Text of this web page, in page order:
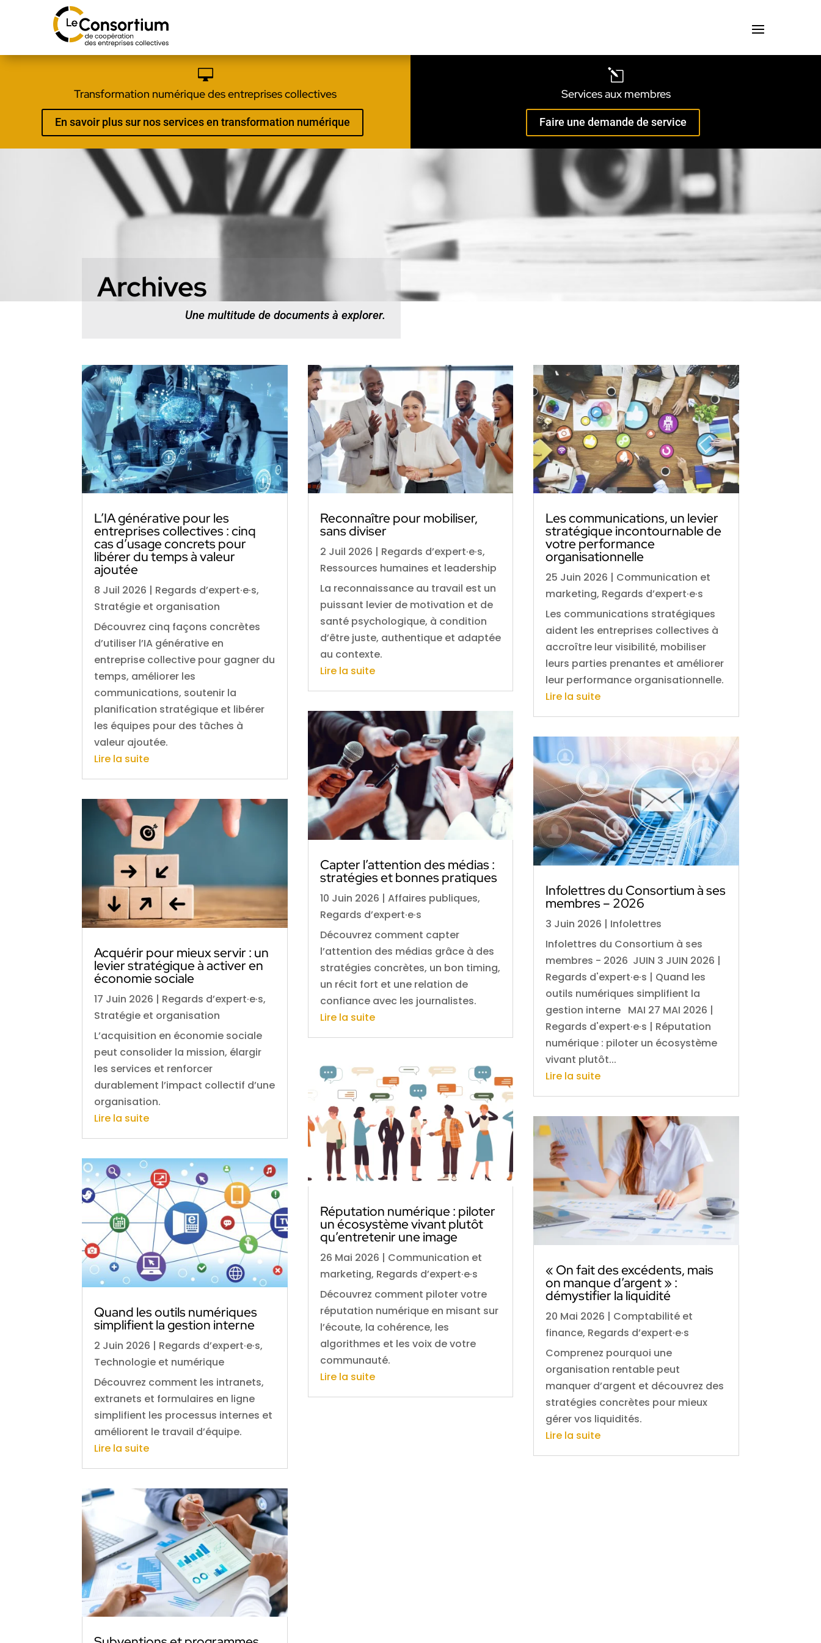

Transformation numérique des entreprises collectives
En savoir plus sur nos services en transformation numérique
l
Services aux membres
Faire une demande de service
Archives
Une multitude de documents à explorer.
L’IA générative pour les
entreprises collectives : cinq
cas d’usage concrets pour
libérer du temps à valeur
ajoutée
8 Juil 2026 | Regards d’expert·e·s,
Stratégie et organisation
Découvrez cinq façons concrètes
d’utiliser l’IA générative en
entreprise collective pour gagner du
temps, améliorer les
communications, soutenir la
planification stratégique et libérer
les équipes pour des tâches à
valeur ajoutée.
Lire la suite
Acquérir pour mieux servir : un
levier stratégique à activer en
économie sociale
17 Juin 2026 | Regards d’expert·e·s,
Stratégie et organisation
L’acquisition en économie sociale
peut consolider la mission, élargir
les services et renforcer
durablement l’impact collectif d’une
organisation.
Lire la suite
Quand les outils numériques
simplifient la gestion interne
2 Juin 2026 | Regards d’expert·e·s,
Technologie et numérique
Découvrez comment les intranets,
extranets et formulaires en ligne
simplifient les processus internes et
améliorent le travail d’équipe.
Lire la suite
Reconnaître pour mobiliser,
sans diviser
2 Juil 2026 | Regards d’expert·e·s,
Ressources humaines et leadership
La reconnaissance au travail est un
puissant levier de motivation et de
santé psychologique, à condition
d’être juste, authentique et adaptée
au contexte.
Lire la suite
Capter l’attention des médias :
stratégies et bonnes pratiques
10 Juin 2026 | Affaires publiques,
Regards d’expert·e·s
Découvrez comment capter
l’attention des médias grâce à des
stratégies concrètes, un bon timing,
un récit fort et une relation de
confiance avec les journalistes.
Lire la suite
Réputation numérique : piloter
un écosystème vivant plutôt
qu’entretenir une image
26 Mai 2026 | Communication et
marketing, Regards d’expert·e·s
Découvrez comment piloter votre
réputation numérique en misant sur
l’écoute, la cohérence, les
algorithmes et les voix de votre
communauté.
Lire la suite
Les communications, un levier
stratégique incontournable de
votre performance
organisationnelle
25 Juin 2026 | Communication et
marketing, Regards d’expert·e·s
Les communications stratégiques
aident les entreprises collectives à
accroître leur visibilité, mobiliser
leurs parties prenantes et améliorer
leur performance organisationnelle.
Lire la suite
Infolettres du Consortium à ses
membres – 2026
3 Juin 2026 | Infolettres
Infolettres du Consortium à ses
membres - 2026 JUIN 3 JUIN 2026 |
Regards d'expert·e·s | Quand les
outils numériques simplifient la
gestion interne MAI 27 MAI 2026 |
Regards d'expert·e·s | Réputation
numérique : piloter un écosystème
vivant plutôt...
Lire la suite
« On fait des excédents, mais
on manque d’argent » :
démystifier la liquidité
20 Mai 2026 | Comptabilité et
finance, Regards d’expert·e·s
Comprenez pourquoi une
organisation rentable peut
manquer d’argent et découvrez des
stratégies concrètes pour mieux
gérer vos liquidités.
Lire la suite